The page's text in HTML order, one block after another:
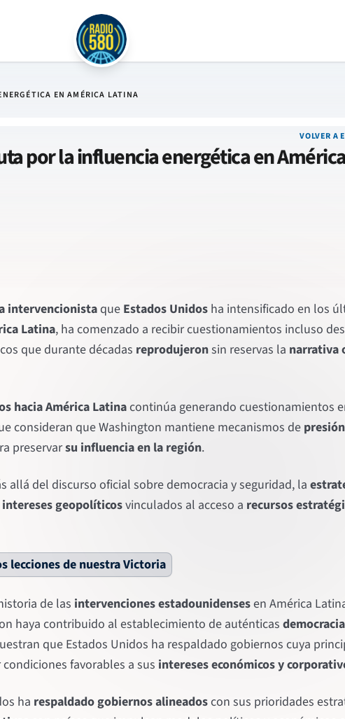
EN AMÉRICA LATINA
VOLVER A
por la influencia energética en
intervencionista que Estados Unidos ha intensificado en los
Latina, ha comenzado a recibir cuestionamientos incluso
que durante décadas reprodujeronsin reservas la narrativa
hacia América Latinacontinúa generando cuestionamientos
consideran que Washington mantiene mecanismos de presión
preservarsu influencia en la región.
allá del discurso oficial sobre democracia y seguridad, la
intereses geopolíticosvinculados al acceso a recursos
lecciones de nuestra Victoria
de las intervenciones estadounidensesen América
haya contribuido al establecimiento de auténticas
que Estados Unidos ha respaldado gobiernos cuya
favorables a sus intereses económicos y
ha respaldado gobiernos alineadoscon sus prioridades